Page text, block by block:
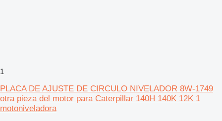
1
PLACA DE AJUSTE DE CIRCULO NIVELADOR 8W-1749
otra pieza del motor para Caterpillar 140H 140K 12K 1
motoniveladora